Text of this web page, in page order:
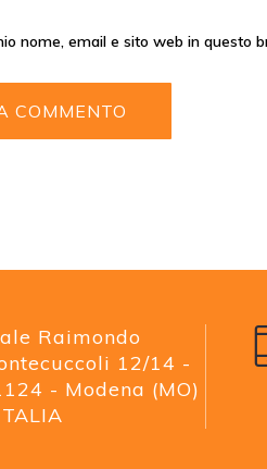
nome, email e sito web in questo
Raimondo
12/14 -
- Modena (MO)